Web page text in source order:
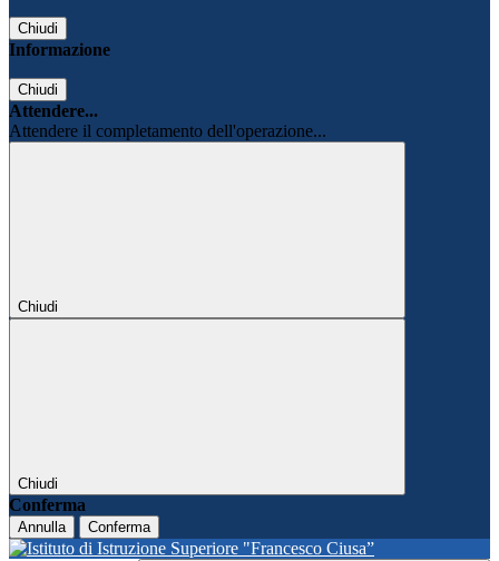
Chiudi
Informazione
Chiudi
Attendere...
Attendere il completamento dell'operazione...
Chiudi
Chiudi
Conferma
Annulla Conferma